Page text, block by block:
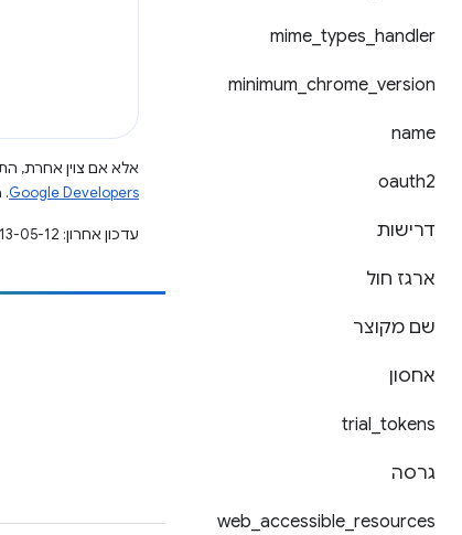
mime types handler
minimum chrome version
name
oauth2
דרישות
ארגז חול
שם מקוצר
אחסון
trial tokens
גרסה
web accessible resources
אלא אם צוין אחרת,
Google Developers‏.‏ Java הוא סימן מסחרי רשום של חברת Oracle ו/או של השותפים העצמאיים שלה.
עדכון אחרון: 2013-05-12 (שעון UTC).
הוספת תוכן
דיווח על באג